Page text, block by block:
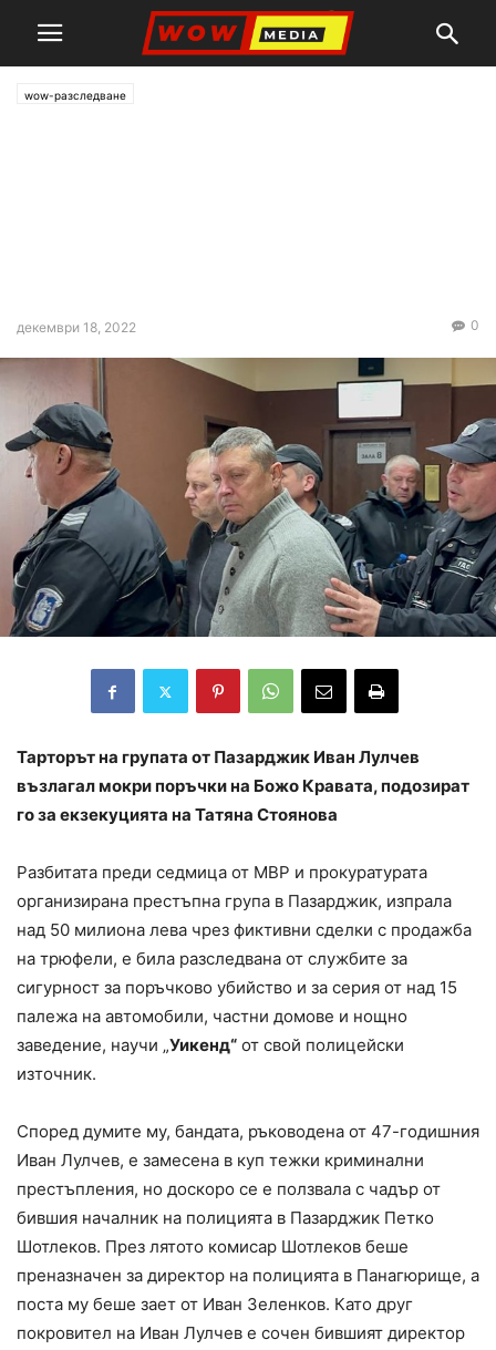
wow-разследване
декември 18, 2022 0
Тарторът на групата от Пазарджик Иван Лулчев
възлагал мокри поръчки на Божо Кравата, подозират
го за екзекуцията на Татяна Стоянова
Разбитата преди седмица от МВР и прокуратурата
организирана престъпна група в Пазарджик, изпрала
над 50 милиона лева чрез фиктивни сделки с продажба
на трюфели, е била разследвана от службите за
сигурност за поръчково убийство и за серия от над 15
палежа на автомобили, частни домове и нощно
заведение, научи „Уикенд“ от свой полицейски
източник.
Според думите му, бандата, ръководена от 47-годишния
Иван Лулчев, е замесена в куп тежки криминални
престъпления, но доскоро се е ползвала с чадър от
бившия началник на полицията в Пазарджик Петко
Шотлеков. През лятото комисар Шотлеков беше
преназначен за директор на полицията в Панагюрище, а
поста му беше зает от Иван Зеленков. Като друг
покровител на Иван Лулчев е сочен бившият директор